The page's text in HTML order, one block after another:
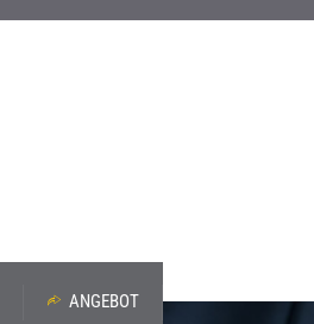
ANGEBOT